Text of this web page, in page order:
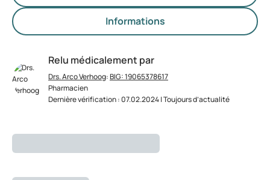
Informations
Relu médicalement par
Drs. Arco Verhoog:BIG: 19065378617
Pharmacien
Dernière vérification : 07.02.2024 | Toujours d’actualité